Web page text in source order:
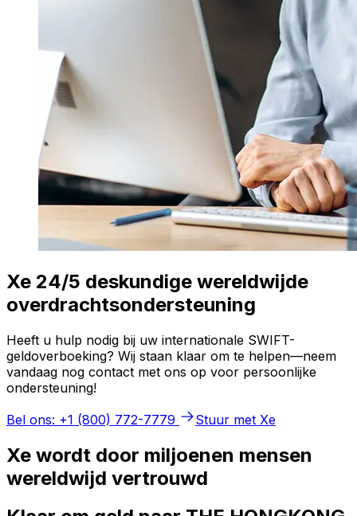
Xe 24/5 deskundige wereldwijde
overdrachtsondersteuning
Heeft u hulp nodig bij uw internationale SWIFT-
geldoverboeking? Wij staan klaar om te helpen—neem
vandaag nog contact met ons op voor persoonlijke
ondersteuning!
Bel ons: +1 (800) 772-7779
Stuur met Xe
Xe wordt door miljoenen mensen
wereldwijd vertrouwd